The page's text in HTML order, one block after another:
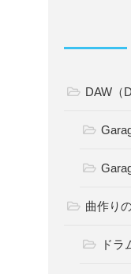
DAW（
曲作り
ドラ